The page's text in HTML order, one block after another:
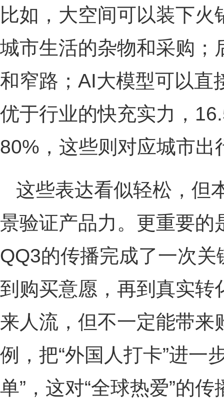
比如，大空间可以装下
城市生活的杂物和采购；
和窄路；AI大模型可以直
优于行业的快充实力，
80%，这些则对应城市出
这些表达看似轻松，但
景验证产品力。更重要的
QQ3的传播完成了一次
到购买意愿，再到真实转
来人流，但不一定能带来
例，把“外国人打卡”进一
单”，这对“全球热爱”的